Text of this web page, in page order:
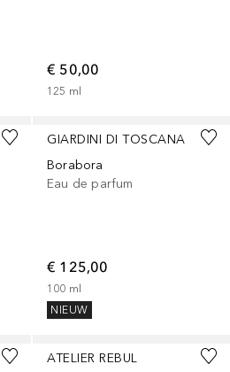
€ 50,00
125 ml
GIARDINI DI TOSCANA
Borabora
Eau de parfum
€ 125,00
100 ml
NIEUW
ATELIER REBUL